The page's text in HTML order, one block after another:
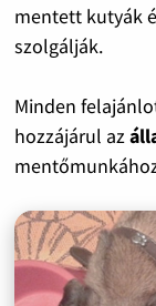
mentett kutyák
szolgálják.
Minden
hozzájárul az